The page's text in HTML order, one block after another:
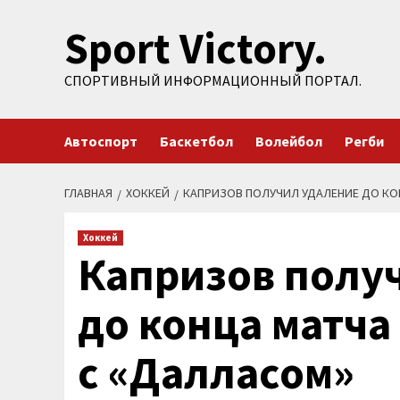
содержимомуSport Victory.
СПОРТИВНЫЙ ИНФОРМАЦИОННЫЙ ПОРТАЛ.
Автоспорт Баскетбол Волейбол Регби
ГЛАВНАЯ ХОККЕЙ КАПРИЗОВ ПОЛУЧИЛ УДАЛЕНИЕ ДО
Хоккей
Капризов
до конца
с «Далласом»